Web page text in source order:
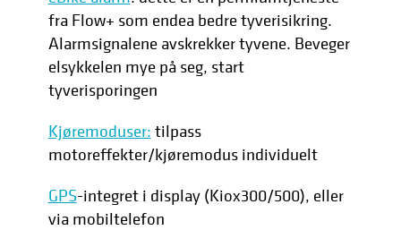
fra Flow+ som endea bedre tyverisikring.
Alarmsignalene avskrekker tyvene. Beveger
elsykkelen mye på seg, start
tyverisporingen
Kjøremoduser: tilpass
motoreffekter/kjøremodus individuelt
GPS-integret i display (Kiox300/500), eller
via mobiltelefon